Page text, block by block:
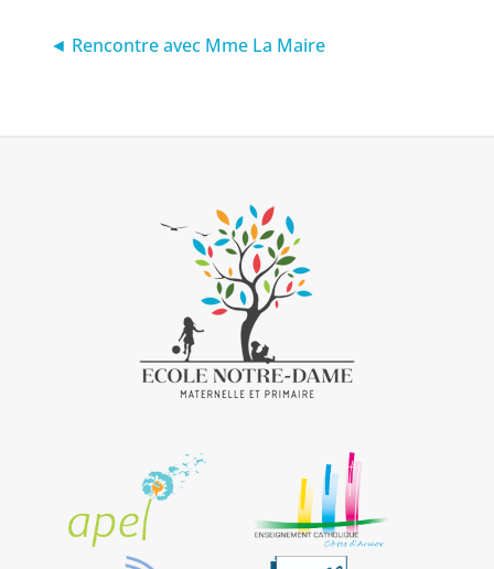
◄ Rencontre avec Mme La Maire